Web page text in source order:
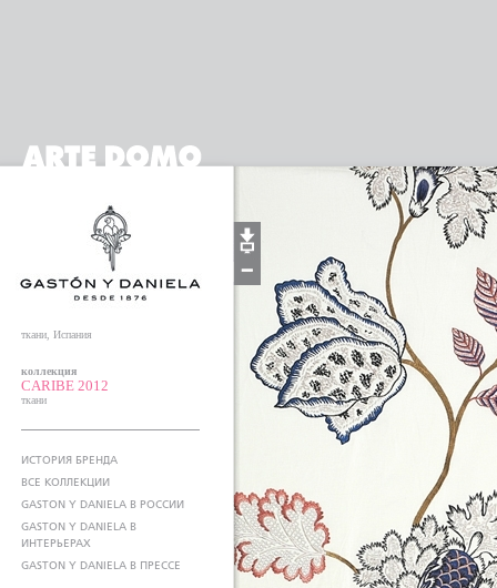
ткани, Испания
коллекция
CARIBE 2012
ткани
ИСТОРИЯ БРЕНДА
ВСЕ КОЛЛЕКЦИИ
GASTON Y DANIELA В РОССИИ
GASTON Y DANIELA В
ИНТЕРЬЕРАХ
GASTON Y DANIELA В ПРЕССЕ